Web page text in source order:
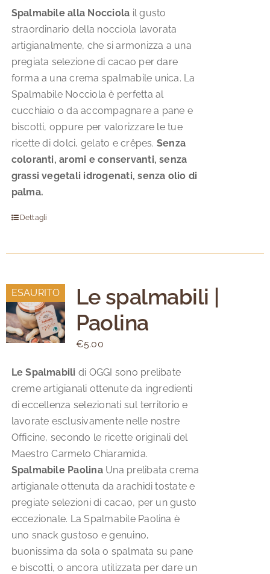
Spalmabile alla Nocciola il gusto
straordinario della nocciola lavorata
artigianalmente, che si armonizza a una
pregiata selezione di cacao per dare
forma a una crema spalmabile unica. La
Spalmabile Nocciola è perfetta al
cucchiaio o da accompagnare a pane e
biscotti, oppure per valorizzare le tue
ricette di dolci, gelato e crêpes. Senza
coloranti, aromi e conservanti, senza
grassi vegetali idrogenati, senza olio di
palma.
Dettagli
ESAURITO
Le spalmabili |
Paolina
€5.00
Le Spalmabili di OGGI sono prelibate
creme artigianali ottenute da ingredienti
di eccellenza selezionati sul territorio e
lavorate esclusivamente nelle nostre
Officine, secondo le ricette originali del
Maestro Carmelo Chiaramida.
Spalmabile Paolina Una prelibata crema
artigianale ottenuta da arachidi tostate e
pregiate selezioni di cacao, per un gusto
eccezionale. La Spalmabile Paolina è
uno snack gustoso e genuino,
buonissima da sola o spalmata su pane
e biscotti, o ancora utilizzata per dare un